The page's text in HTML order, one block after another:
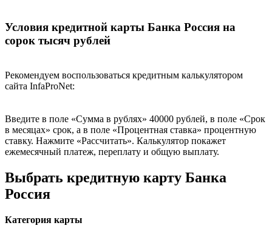
Условия кредитной карты Банка Россия на
сорок тысяч рублей
Рекомендуем воспользоваться кредитным калькулятором
сайта InfaProNet:
Введите в поле «Сумма в рублях» 40000 рублей, в поле «Срок
в месяцах» срок, а в поле «Процентная ставка» процентную
ставку. Нажмите «Рассчитать». Калькулятор покажет
ежемесячный платеж, переплату и общую выплату.
Выбрать кредитную карту Банка
Россия
Категория карты